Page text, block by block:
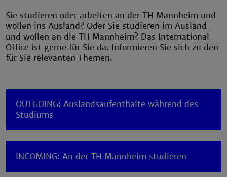
Sie studieren oder arbeiten an der TH Mannheim und
wollen ins Ausland? Oder Sie studieren im Ausland
und wollen an die TH Mannheim? Das International
Office ist gerne für Sie da. Informieren Sie sich zu den
für Sie relevanten Themen.
OUTGOING: Auslandsaufenthalte während des
Studiums
INCOMING: An der TH Mannheim studieren